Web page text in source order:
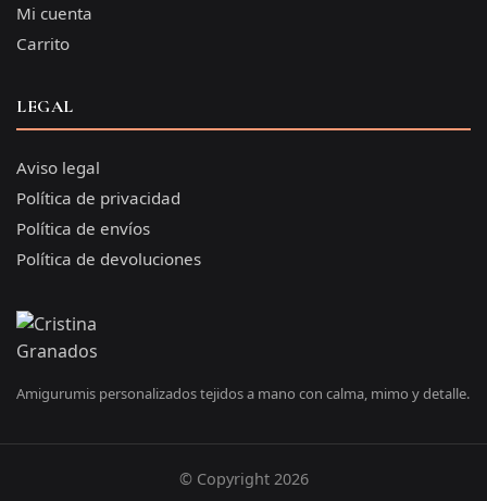
Mi cuenta
Carrito
LEGAL
Aviso legal
Política de privacidad
Política de envíos
Política de devoluciones
Amigurumis personalizados tejidos a mano con calma, mimo y detalle.
© Copyright 2026